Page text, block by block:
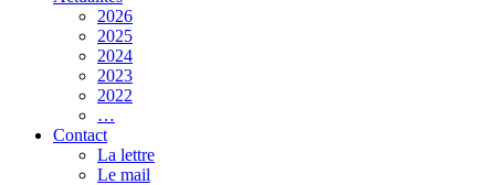
2026
2025
2024
2023
2022
…
Contact
La lettre
Le mail